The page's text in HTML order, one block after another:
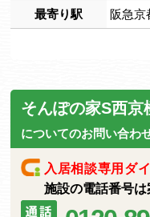
最寄り駅 阪急京
そんぽの家S西京
についてのお問い合わ
入居相談専用ダ
施設の電話番号は